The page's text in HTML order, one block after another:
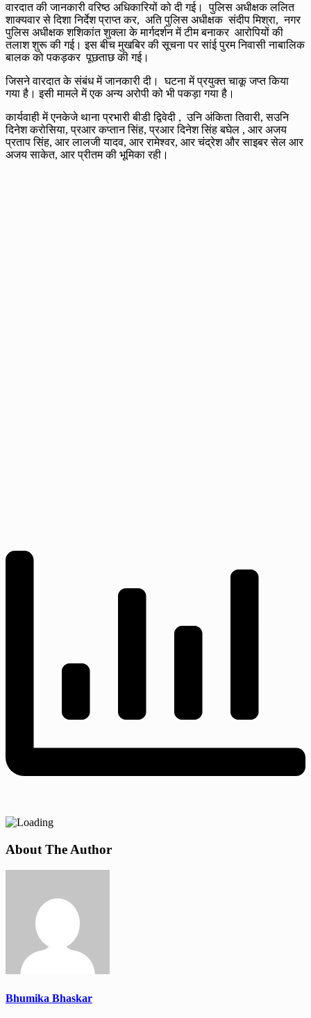
वारदात की जानकारी वरिष्ठ अधिकारियों को दी गई। पुलिस अधीक्षक ललित
शाक्यवार से दिशा निर्देश प्राप्त कर, अति पुलिस अधीक्षक संदीप मिश्रा, नगर
पुलिस अधीक्षक शशिकांत शुक्ला के मार्गदर्शन में टीम बनाकर आरोपियों की
तलाश शुरू की गई। इस बीच मुखबिर की सूचना पर सांई पुरम निवासी नाबालिक
बालक को पकड़कर पूछताछ की गई।
जिसने वारदात के संबंध में जानकारी दी। घटना में प्रयुक्त चाकू जप्त किया
गया है। इसी मामले में एक अन्य अरोपी को भी पकड़ा गया है।
कार्यवाही में एनकेजे थाना प्रभारी बीडी द्विवेदी , उनि अंकिता तिवारी, सउनि
दिनेश करोसिया, प्रआर कप्तान सिंह, प्रआर दिनेश सिंह बघेल , आर अजय
प्रताप सिंह, आर लालजी यादव, आर रामेश्वर, आर चंद्रेश और साइबर सेल आर
अजय साकेत, आर प्रीतम की भूमिका रही।
About The Author
Bhumika Bhaskar